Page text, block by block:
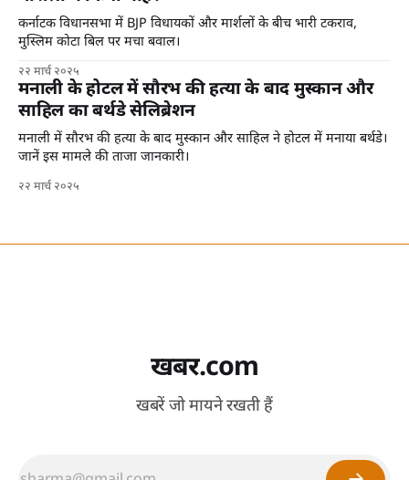
कर्नाटक विधानसभा में BJP विधायकों और मार्शलों के बीच भारी टकराव,
मुस्लिम कोटा बिल पर मचा बवाल।
२२ मार्च २०२५
मनाली के होटल में सौरभ की हत्या के बाद मुस्कान और
साहिल का बर्थडे सेलिब्रेशन
मनाली में सौरभ की हत्या के बाद मुस्कान और साहिल ने होटल में मनाया बर्थडे।
जानें इस मामले की ताजा जानकारी।
२२ मार्च २०२५
खबर.com
खबरें जो मायने रखती हैं